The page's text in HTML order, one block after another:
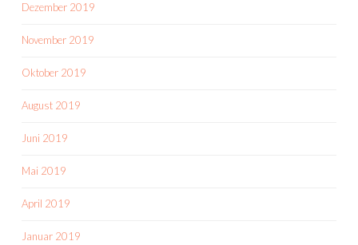
Dezember 2019
November 2019
Oktober 2019
August 2019
Juni 2019
Mai 2019
April 2019
Januar 2019